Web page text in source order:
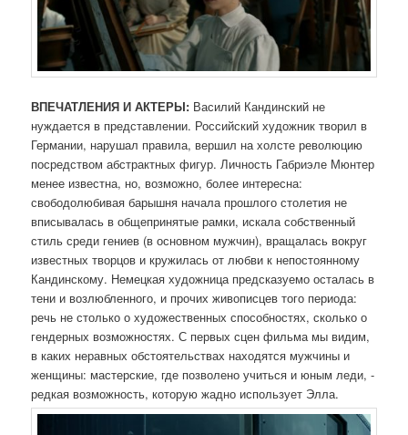
ВПЕЧАТЛЕНИЯ И АКТЕРЫ: Василий Кандинский не
нуждается в представлении. Российский художник творил в
Германии, нарушал правила, вершил на холсте революцию
посредством абстрактных фигур. Личность Габриэле Мюнтер
менее известна, но, возможно, более интересна:
свободолюбивая барышня начала прошлого столетия не
вписывалась в общепринятые рамки, искала собственный
стиль среди гениев (в основном мужчин), вращалась вокруг
известных творцов и кружилась от любви к непостоянному
Кандинскому. Немецкая художница предсказуемо осталась в
тени и возлюбленного, и прочих живописцев того периода:
речь не столько о художественных способностях, сколько о
гендерных возможностях. С первых сцен фильма мы видим,
в каких неравных обстоятельствах находятся мужчины и
женщины: мастерские, где позволено учиться и юным леди, -
редкая возможность, которую жадно использует Элла.